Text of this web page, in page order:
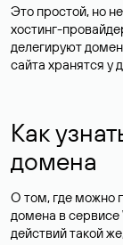
Это простой, но
хостинг-
делегируют
сайта хранятся у
Как
домена
О том, где можно
домена в
действий такой